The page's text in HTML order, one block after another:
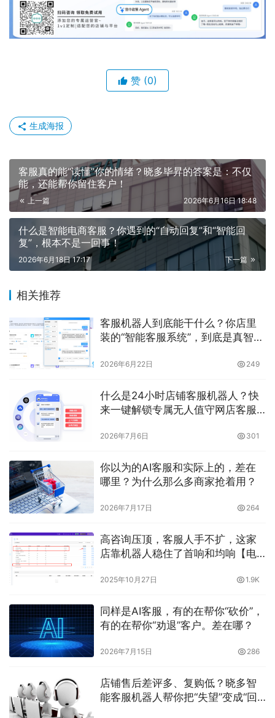
赞 (0)
生成海报
客服真的能“读懂”你的情绪？晓多毕昇的答案是：不仅
能，还能帮你留住客户！
上一篇 2026年6月16日 18:48
什么是智能电商客服？你遇到的“自动回复”和“智能回
复”，根本不是一回事！
下一篇
2026年6月18日 17:17
相关推荐
客服机器人到底能干什么？你店里
装的“智能客服系统”，到底是真智
2026年6月22日 249
什么是24小时店铺客服机器人？快
来一键解锁专属无人值守网店客服
2026年7月6日 301
你以为的AI客服和实际上的，差在
哪里？为什么那么多商家抢着用？
2026年7月17日 264
高咨询压顶，客服人手不扩，这家
店靠机器人稳住了首响和均响【电
2025年10月27日 1.9K
同样是AI客服，有的在帮你“砍价”，
有的在帮你“劝退”客户。差在哪？
2026年7月15日 286
店铺售后差评多、复购低？晓多智
能客服机器人帮你把“失望”变成“回